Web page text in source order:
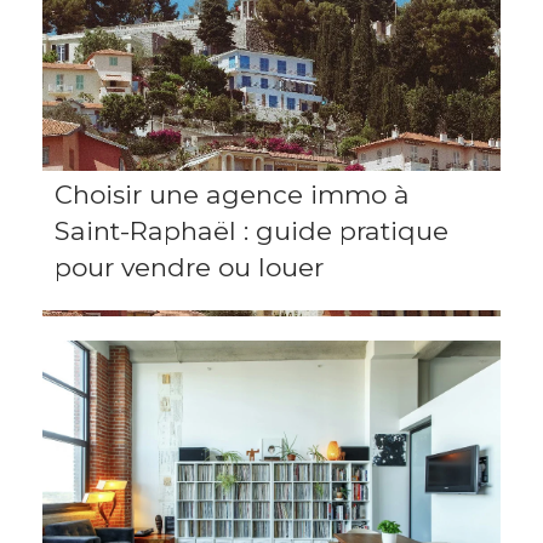
Choisir une agence immo à
Saint-Raphaël : guide pratique
pour vendre ou louer